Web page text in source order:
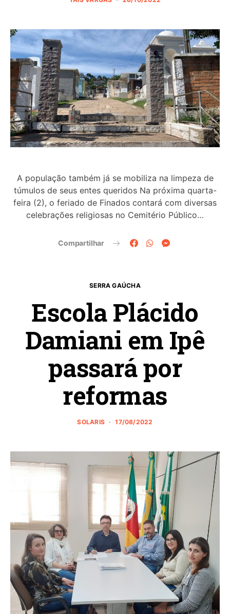
A população também já se mobiliza na limpeza de
túmulos de seus entes queridos Na próxima quarta-
feira (2), o feriado de Finados contará com diversas
celebrações religiosas no Cemitério Público…
Compartilhar
SERRA GAÚCHA
Escola Plácido
Damiani em Ipê
passará por
reformas
SOLARIS 17/08/2022